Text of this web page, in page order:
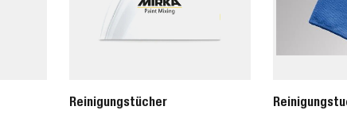
Reinigungstücher